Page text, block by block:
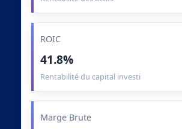
ROIC
41.8%
Rentabilité du capital investi
Marge Brute